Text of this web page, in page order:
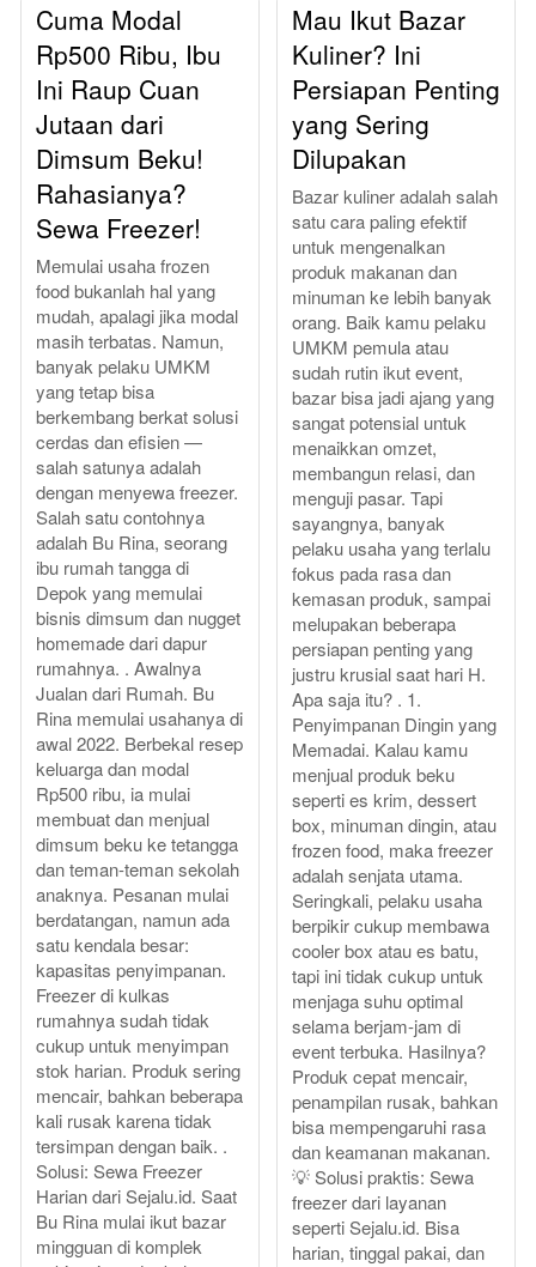
Cuma Modal
Rp500 Ribu, Ibu
Ini Raup Cuan
Jutaan dari
Dimsum Beku!
Rahasianya?
Sewa Freezer!
Memulai usaha frozen
food bukanlah hal yang
mudah, apalagi jika modal
masih terbatas. Namun,
banyak pelaku UMKM
yang tetap bisa
berkembang berkat solusi
cerdas dan efisien —
salah satunya adalah
dengan menyewa freezer.
Salah satu contohnya
adalah Bu Rina, seorang
ibu rumah tangga di
Depok yang memulai
bisnis dimsum dan nugget
homemade dari dapur
rumahnya. . Awalnya
Jualan dari Rumah. Bu
Rina memulai usahanya di
awal 2022. Berbekal resep
keluarga dan modal
Rp500 ribu, ia mulai
membuat dan menjual
dimsum beku ke tetangga
dan teman-teman sekolah
anaknya. Pesanan mulai
berdatangan, namun ada
satu kendala besar:
kapasitas penyimpanan.
Freezer di kulkas
rumahnya sudah tidak
cukup untuk menyimpan
stok harian. Produk sering
mencair, bahkan beberapa
kali rusak karena tidak
tersimpan dengan baik. .
Solusi: Sewa Freezer
Harian dari Sejalu.id. Saat
Bu Rina mulai ikut bazar
mingguan di komplek
Mau Ikut Bazar
Kuliner? Ini
Persiapan Penting
yang Sering
Dilupakan
Bazar kuliner adalah salah
satu cara paling efektif
untuk mengenalkan
produk makanan dan
minuman ke lebih banyak
orang. Baik kamu pelaku
UMKM pemula atau
sudah rutin ikut event,
bazar bisa jadi ajang yang
sangat potensial untuk
menaikkan omzet,
membangun relasi, dan
menguji pasar. Tapi
sayangnya, banyak
pelaku usaha yang terlalu
fokus pada rasa dan
kemasan produk, sampai
melupakan beberapa
persiapan penting yang
justru krusial saat hari H.
Apa saja itu? . 1.
Penyimpanan Dingin yang
Memadai. Kalau kamu
menjual produk beku
seperti es krim, dessert
box, minuman dingin, atau
frozen food, maka freezer
adalah senjata utama.
Seringkali, pelaku usaha
berpikir cukup membawa
cooler box atau es batu,
tapi ini tidak cukup untuk
menjaga suhu optimal
selama berjam-jam di
event terbuka. Hasilnya?
Produk cepat mencair,
penampilan rusak, bahkan
bisa mempengaruhi rasa
dan keamanan makanan.
💡 Solusi praktis: Sewa
freezer dari layanan
seperti Sejalu.id. Bisa
harian, tinggal pakai, dan